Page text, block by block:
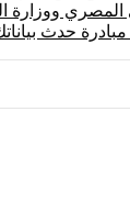
المصري ووزارة
مبادرة حدث